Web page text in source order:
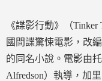
《諜影行動》（
國間諜驚悚電影，改
的同名小說。電影由
Alfredson）執導，加